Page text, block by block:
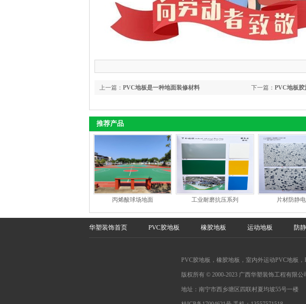
下一篇： PVC地板
上一篇： PVC地板是一种地面装修材料
推荐产品
丙烯酸球场地面 工业耐磨抗压系列 片材防静
华塑装饰首页 PVC胶地板 橡胶地板 运动地板 防
PVC胶地板，橡胶地板，室内外运动PVC地板
版权所有 © 2000-2023 广西华塑装饰工程有限公
地址：南宁市西乡塘区四联村夏均坡55号一楼